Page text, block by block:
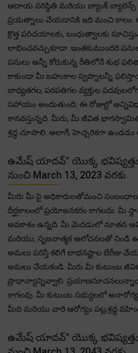
ఆదాయ పరిస్థితి మరియు బ్యాంక్ బ్యాలెన్స్
ప్రయత్నాలు చేయడానికి ఇది మంచి కాలం.
క్రొత్త పరిచయాలకు, బంధుత్వాలకు
లాభించవచ్చుకూడా. ఇంతకుముందరి
పనులు అన్నీ కోరుకున్న రీతిలోనే శుభ
కాకుండా మీ బహుకాల స్వప్నాలన్నీ
బాధ్యతగల, పరపతిగల వ్యక్తుల
సహాయం అందుతుంది. ఈ రోజుల్లో
కానవస్తున్నది. మీరు, మీ జీవిత భాగస్వామితో
శ్రద్ధ చూపాలి. అలాగే, హెచ్చరికగా ఉండడం
ఉమేష్ యాదవ్" యొక్క భవిష్యత్తు
నుంచి March 13, 2023 వరకు
మీరు మీ పై అధికారులతోమంచి సంబంధాలు
దీర్ఘకాలంలో ప్రయోజనకరం కాగలదు. మీ
అవకాశం ఉన్నది. మీ మెదడులో నూతన
మరియు, సృజనాత్మక ఆలోచనలతో నిండి
అమలు పరిస్తే కలిగే లాభనష్టాల బేరీజు
అమలు చేయకండి. మీరు మీ కుటుంబ
ప్రాధాన్యాన్నివ్వాలి.
కాగలవు. మీ కుటుంబ సభ్యులలో
మీది మరియు వారి ఆరోగ్యం పట్ల,శ్రద్ధ
ఉమేష్ యాదవ్" యొక్క భవిష్యత్తు